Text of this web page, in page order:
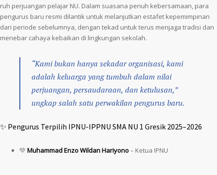
ruh perjuangan pelajar NU. Dalam suasana penuh kebersamaan, para
pengurus baru resmi dilantik untuk melanjutkan estafet kepemimpinan
dari periode sebelumnya, dengan tekad untuk terus menjaga tradisi dan
menebar cahaya kebaikan di lingkungan sekolah.
“Kami bukan hanya sekadar organisasi, kami
adalah keluarga yang tumbuh dalam nilai
perjuangan, persaudaraan, dan ketulusan,”
ungkap salah satu perwakilan pengurus baru.
✨ Pengurus Terpilih IPNU-IPPNU SMA NU 1 Gresik 2025–2026
💚 Muhammad Enzo Wildan Hariyono– Ketua IPNU